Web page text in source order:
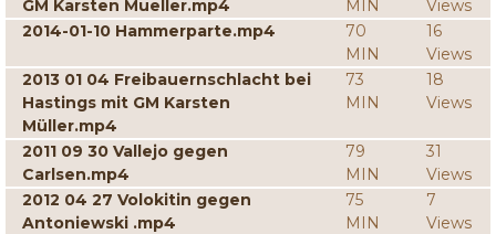
GM Karsten Mueller.mp4
MIN
Views
2014-01-10 Hammerparte.mp4
70
MIN
16
Views
2013 01 04 Freibauernschlacht bei
Hastings mit GM Karsten
Müller.mp4
73
MIN
18
Views
2011 09 30 Vallejo gegen
Carlsen.mp4
79
MIN
31
Views
2012 04 27 Volokitin gegen
Antoniewski .mp4
75
MIN
7
Views